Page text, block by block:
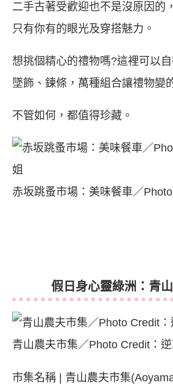
二手古著受歡迎也不是沒原因的
只有你有的眼光及穿搭魅力。
想挑個精心的禮物嗎?這裡可以
墜飾、鍊條，萬種組合讓禮物變
不管如何，都值得珍藏。
赤坂跳蚤市場：美味餐車／
假日身心靈綠洲：青
青山農夫市集／Photo Credit：
市集名稱 | 青山農夫市集